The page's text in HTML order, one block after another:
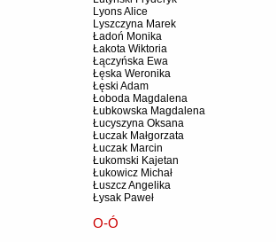
Lyons Alice
Lyszczyna Marek
Ładoń Monika
Łakota Wiktoria
Łączyńska Ewa
Łęska Weronika
Łęski Adam
Łoboda Magdalena
Łubkowska Magdalena
Łucyszyna Oksana
Łuczak Małgorzata
Łuczak Marcin
Łukomski Kajetan
Łukowicz Michał
Łuszcz Angelika
Łysak Paweł
O-Ó